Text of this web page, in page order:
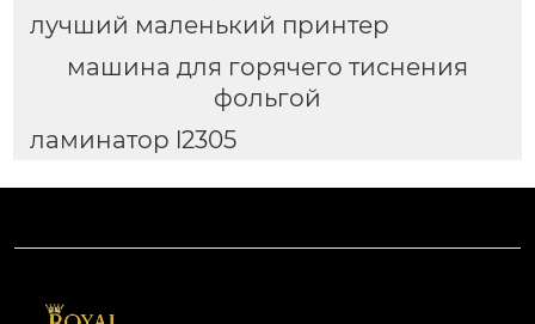
лучший маленький принтер
машина для горячего тиснения
фольгой
ламинатор l2305